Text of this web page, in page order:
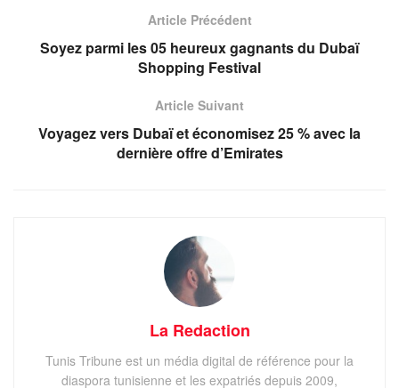
options de billets flexibles et à l’assurance voyage
médicale COVID-19 pour une plus grande tranquillité
Article Précédent
Soyez parmi les 05 heureux gagnants du Dubaï
Shopping Festival
Article Suivant
Voyagez vers Dubaï et économisez 25 % avec la
dernière offre d’Emirates
La Redaction
Tunis Tribune est un média digital de référence pour la
diaspora tunisienne et les expatriés depuis 2009,